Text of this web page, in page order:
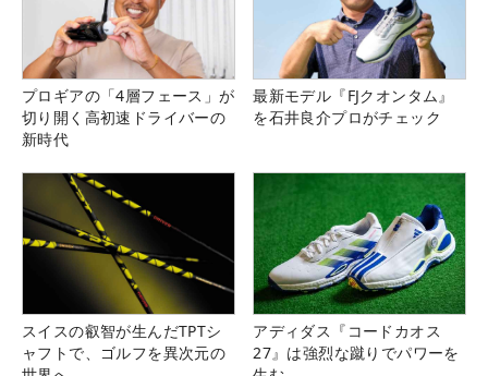
プロギアの「4層フェース」が
切り開く高初速ドライバーの
新時代
最新モデル『FJクオンタム』
を石井良介プロがチェック
スイスの叡智が生んだTPTシ
ャフトで、ゴルフを異次元の
アディダス『コードカオス
27』は強烈な蹴りでパワーを